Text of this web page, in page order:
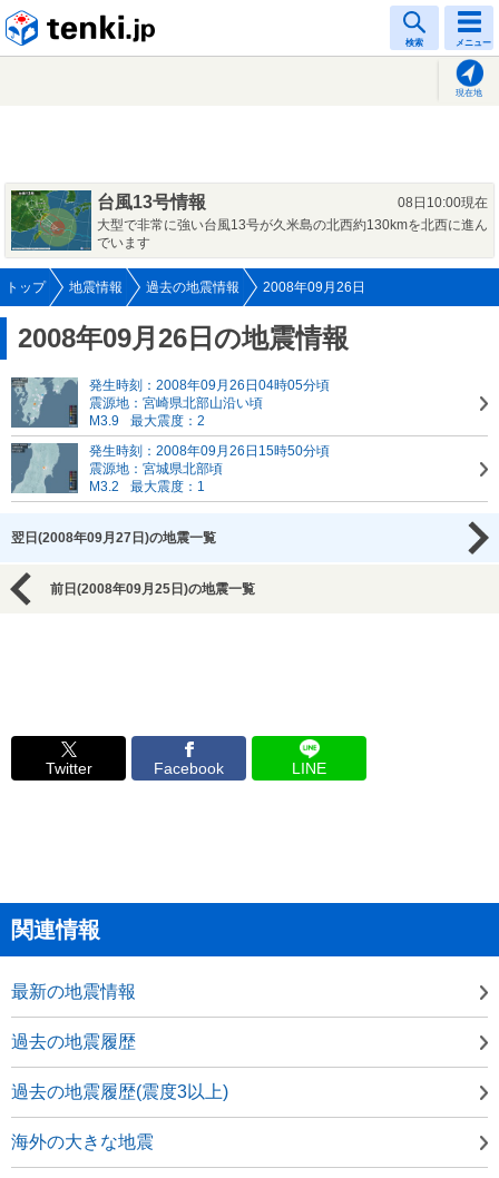
検索 メニュー
現在地
台風13号情報
08日10:00現在
大型で非常に強い台風13号が久米島の北西約130kmを北西に進ん
でいます
トップ 地震情報 過去の地震情報 2008年09月26日
2008年09月26日の地震情報
発生時刻：2008年09月26日04時05分頃
震源地：宮崎県北部山沿い頃
M3.9
最大震度：2
発生時刻：2008年09月26日15時50分頃
震源地：宮城県北部頃
M3.2
最大震度：1
翌日(2008年09月27日)の地震一覧
前日(2008年09月25日)の地震一覧
Twitter Facebook LINE
関連情報
最新の地震情報
過去の地震履歴
過去の地震履歴(震度3以上)
海外の大きな地震